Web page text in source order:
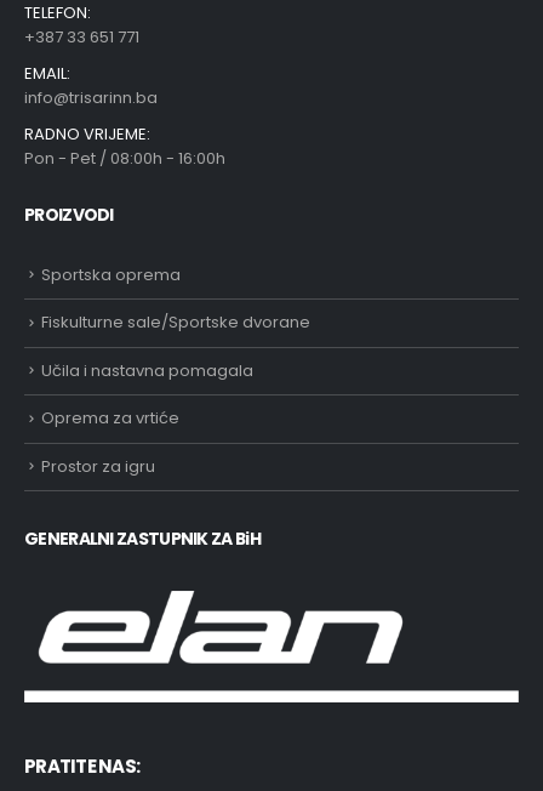
TELEFON:
+387 33 651 771
EMAIL:
info@trisarinn.ba
RADNO VRIJEME:
Pon - Pet / 08:00h - 16:00h
PROIZVODI
Sportska oprema
Fiskulturne sale/Sportske dvorane
Učila i nastavna pomagala
Oprema za vrtiće
Prostor za igru
GENERALNI ZASTUPNIK ZA BiH
PRATITE NAS: